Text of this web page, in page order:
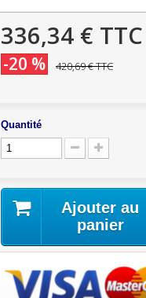
336,34 € TTC
-20 % 420,69 €TTC
Quantité
Ajouter au
panier